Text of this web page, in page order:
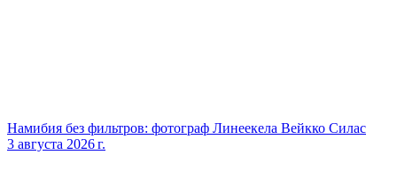
Намибия без фильтров: фотограф Линеекела Вейкко Силас
3 августа 2026 г.